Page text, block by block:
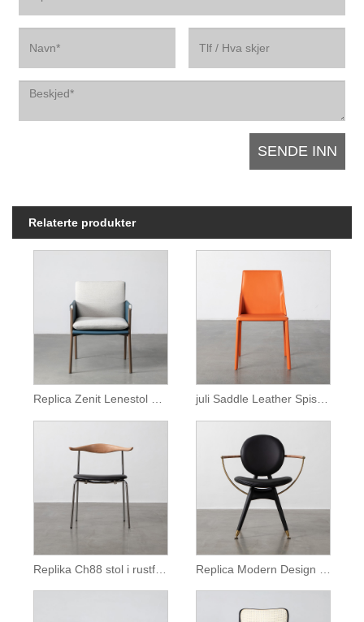
Relaterte produkter
Replika Ch88 stol i rustfritt stål